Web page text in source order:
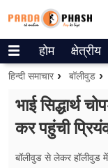
Trending on
ePaper
वेब स्टोरीज
उत्तर प्रदेश
होम क्षेत्रीय
हिन्दी समाचार बॉलीवुड
भाई सिद्धार्थ
कर पहुंची
बॉलीवुड से लेकर हॉलीवुड में